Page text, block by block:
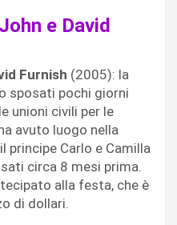
e David
Furnish (2005): la
sposati pochi giorni
unioni civili per le
avuto luogo nella
principe Carlo e Camilla
circa 8 mesi prima.
alla festa, che è
di dollari.